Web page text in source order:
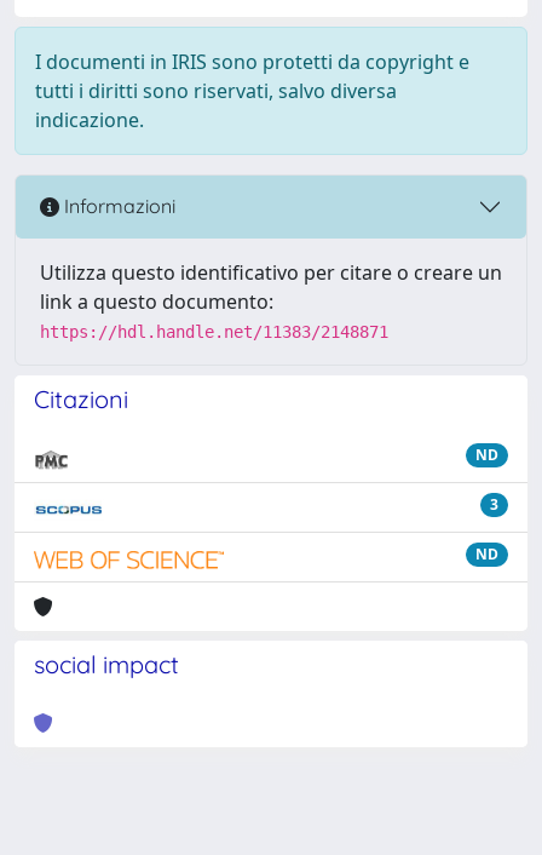
I documenti in IRIS sono protetti da copyright e
tutti i diritti sono riservati, salvo diversa
indicazione.
Informazioni
Utilizza questo identificativo per citare o creare un
link a questo documento:
https://hdl.handle.net/11383/2148871
Citazioni
ND
3
ND
social impact